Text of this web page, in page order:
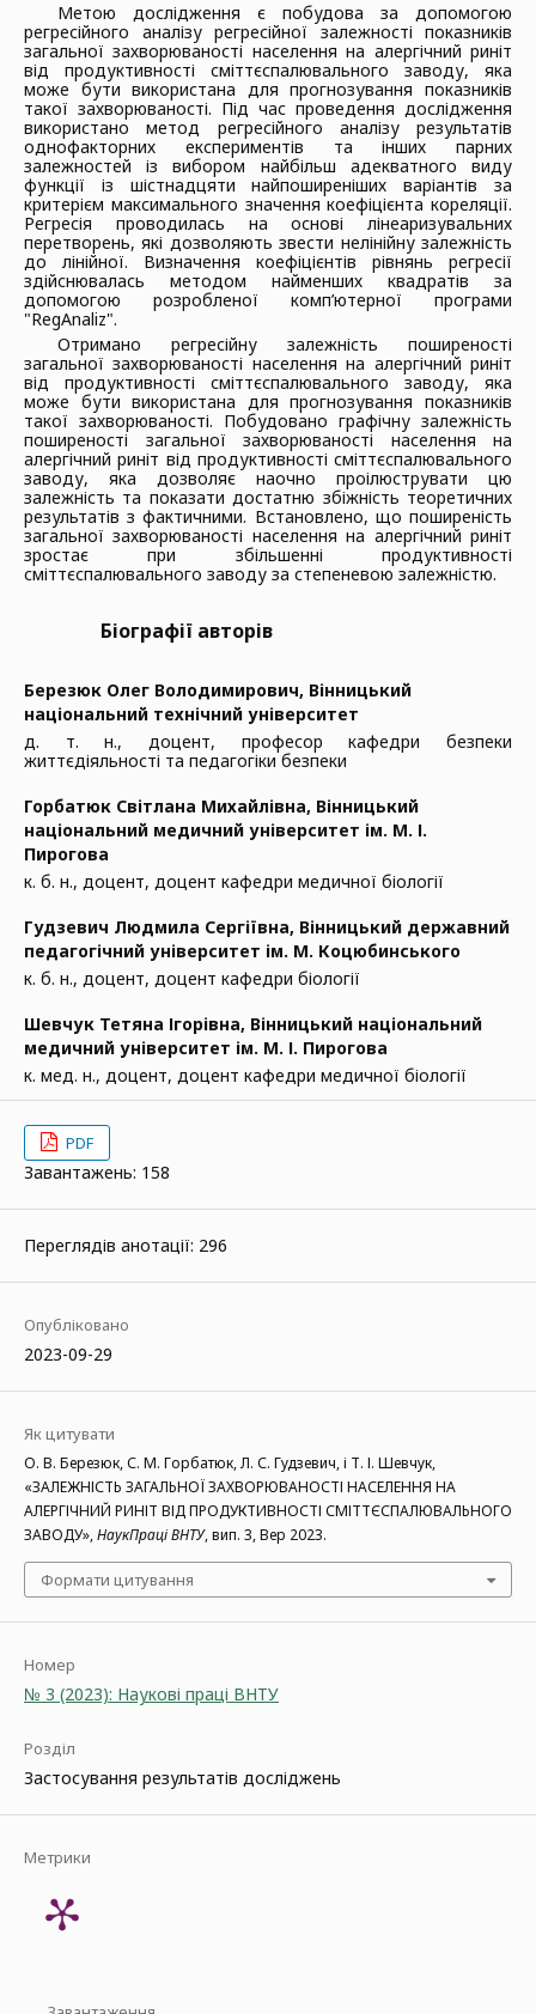
Метою дослідження є побудова за допомогою
регресійного аналізу регресійної залежності показників
загальної захворюваності населення на алергічний риніт
від продуктивності сміттєспалювального заводу, яка
може бути використана для прогнозування показників
такої захворюваності. Під час проведення дослідження
використано метод регресійного аналізу результатів
однофакторних експериментів та інших парних
залежностей із вибором найбільш адекватного виду
функції із шістнадцяти найпоширеніших варіантів за
критерієм максимального значення коефіцієнта кореляції.
Регресія проводилась на основі лінеаризувальних
перетворень, які дозволяють звести нелінійну залежність
до лінійної. Визначення коефіцієнтів рівнянь регресії
здійснювалась методом найменших квадратів за
допомогою розробленої комп’ютерної програми
"RegAnaliz".
Отримано регресійну залежність поширеності
загальної захворюваності населення на алергічний риніт
від продуктивності сміттєспалювального заводу, яка
може бути використана для прогнозування показників
такої захворюваності. Побудовано графічну залежність
поширеності загальної захворюваності населення на
алергічний риніт від продуктивності сміттєспалювального
заводу, яка дозволяє наочно проілюструвати цю
залежність та показати достатню збіжність теоретичних
результатів з фактичними. Встановлено, що поширеність
загальної захворюваності населення на алергічний риніт
зростає при збільшенні продуктивності
сміттєспалювального заводу за степеневою залежністю.
Біографії авторів
Березюк Олег Володимирович, Вінницький
національний технічний університет
д. т. н., доцент, професор кафедри безпеки
життєдіяльності та педагогіки безпеки
Горбатюк Світлана Михайлівна, Вінницький
національний медичний університет ім. М. І.
Пирогова
к. б. н., доцент, доцент кафедри медичної біології
Гудзевич Людмила Сергіївна, Вінницький державний
педагогічний університет ім. М. Коцюбинського
к. б. н., доцент, доцент кафедри біології
Шевчук Тетяна Ігорівна, Вінницький національний
медичний університет ім. М. І. Пирогова
к. мед. н., доцент, доцент кафедри медичної біології
PDF
Завантажень: 158
Переглядів анотації: 296
Опубліковано
2023-09-29
Як цитувати
О. В. Березюк, С. М. Горбатюк, Л. С. Гудзевич, і Т. І. Шевчук,
«ЗАЛЕЖНІСТЬ ЗАГАЛЬНОЇ ЗАХВОРЮВАНОСТІ НАСЕЛЕННЯ НА
АЛЕРГІЧНИЙ РИНІТ ВІД ПРОДУКТИВНОСТІ СМІТТЄСПАЛЮВАЛЬНОГО
ЗАВОДУ»,НаукПраці ВНТУ, вип. 3, Вер 2023.
Формати цитування
Номер
№ 3 (2023): Наукові праці ВНТУ
Розділ
Застосування результатів досліджень
Метрики